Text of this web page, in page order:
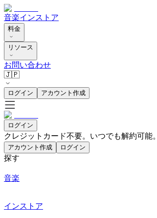
音楽インストア
料金
リソース
お問い合わせ
🇯🇵
ログイン アカウント作成
ログイン
クレジットカード不要。いつでも解約可能。
アカウント作成 ログイン
探す
音楽
インストア